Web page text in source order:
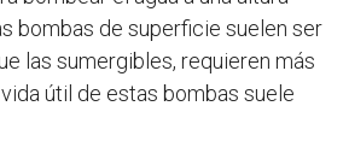
bombas de superficie suelen ser
las sumergibles, requieren más
útil de estas bombas suele